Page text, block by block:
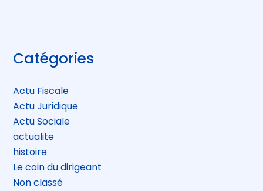
Blog
sidebar
Catégories
Actu Fiscale
Actu Juridique
Actu Sociale
actualite
histoire
Le coin du dirigeant
Non classé